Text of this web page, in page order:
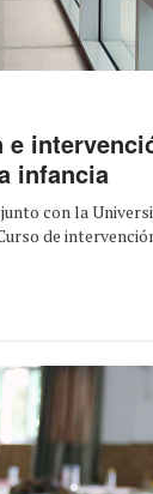
e
infancia
con la
de